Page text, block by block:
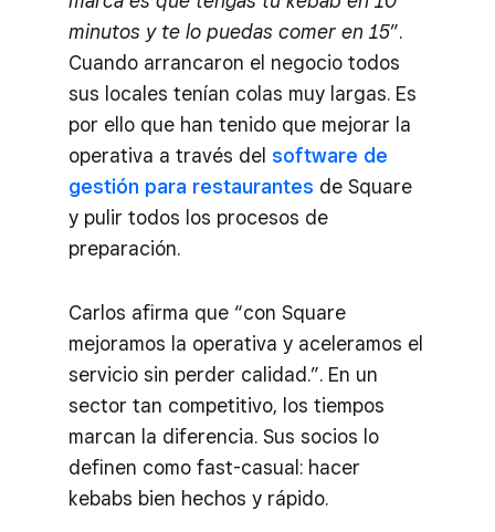
minutos y te lo puedas comer en 15”.
Cuando arrancaron el negocio todos
sus locales tenían colas muy largas. Es
por ello que han tenido que mejorar la
operativa a través del software de
gestión para restaurantes de Square
y pulir todos los procesos de
preparación.
Carlos afirma que “con Square
mejoramos la operativa y aceleramos el
servicio sin perder calidad.”. En un
sector tan competitivo, los tiempos
marcan la diferencia. Sus socios lo
definen como fast-casual: hacer
kebabs bien hechos y rápido.